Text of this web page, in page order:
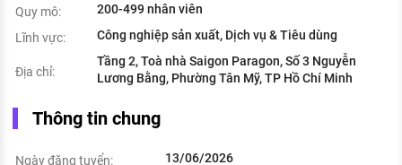
Quy mô:
200-499 nhân viên
Lĩnh vực:
Công nghiệp sản xuất, Dịch vụ & Tiêu dùng
Địa chỉ:
Tầng 2, Toà nhà Saigon Paragon, Số 3 Nguyễn
Lương Bằng, Phường Tân Mỹ, TP Hồ Chí Minh
Thông tin chung
Ngày đăng tuyển: 13/06/2026